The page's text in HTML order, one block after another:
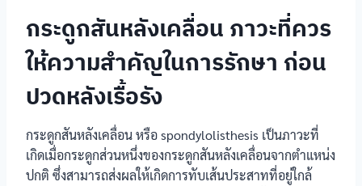
กระดูกสันหลังเคลื่อน ภาวะที่ควร
ให้ความสำคัญในการรักษา ก่อน
ปวดหลังเรื้อรัง
กระดูกสันหลังเคลื่อน หรือ spondylolisthesis เป็นภาวะที่
เกิดเมื่อกระดูกส่วนหนึ่งของกระดูกสันหลังเคลื่อนจากตำแหน่ง
ปกติ ซึ่งสามารถส่งผลให้เกิดการทับเส้นประสาทที่อยู่ใกล้